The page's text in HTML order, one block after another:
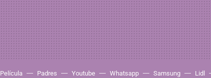
Película Padres Youtube Whatsapp Samsung Lidl